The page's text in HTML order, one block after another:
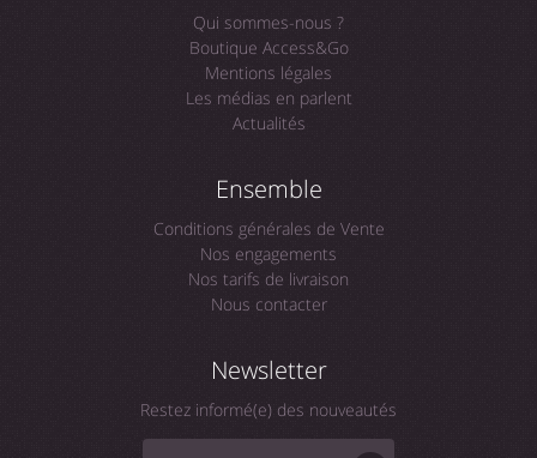
Qui sommes-nous ?
Boutique Access&Go
Mentions légales
Les médias en parlent
Actualités
Ensemble
Conditions générales de Vente
Nos engagements
Nos tarifs de livraison
Nous contacter
Newsletter
Restez informé(e) des nouveautés